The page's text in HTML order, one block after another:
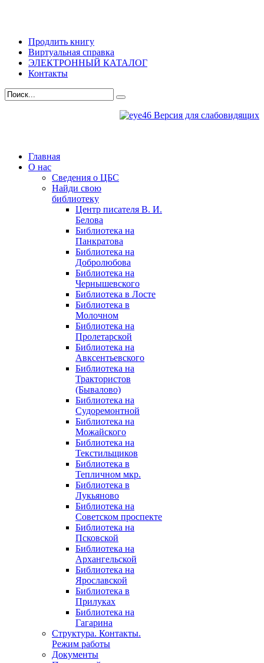
Продлить книгу
Виртуальная справка
ЭЛЕКТРОННЫЙ КАТАЛОГ
Контакты
Версия для слабовидящих
Главная
О нас
Сведения о ЦБС
Найди свою
библиотеку
Центр писателя В. И.
Белова
Библиотека на
Панкратова
Библиотека на
Добролюбова
Библиотека на
Чернышевского
Библиотека в Лосте
Библиотека в
Молочном
Библиотека на
Пролетарской
Библиотека на
Авксентьевского
Библиотека на
Трактористов
(Бывалово)
Библиотека на
Судоремонтной
Библиотека на
Можайского
Библиотека на
Текстильщиков
Библиотека в
Тепличном мкр.
Библиотека в
Лукьяново
Библиотека на
Советском проспекте
Библиотека на
Псковской
Библиотека на
Архангельской
Библиотека на
Ярославской
Библиотека в
Прилуках
Библиотека на
Гагарина
Структура. Контакты.
Режим работы
Документы